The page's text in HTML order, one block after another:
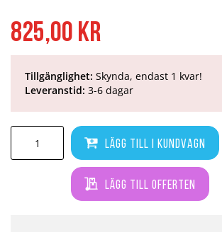
825,00 kr
Lägg till i kundvagn
Lägg till offerten
Tillgänglighet: Skynda, endast 1 kvar!
Leveranstid: 3-6 dagar